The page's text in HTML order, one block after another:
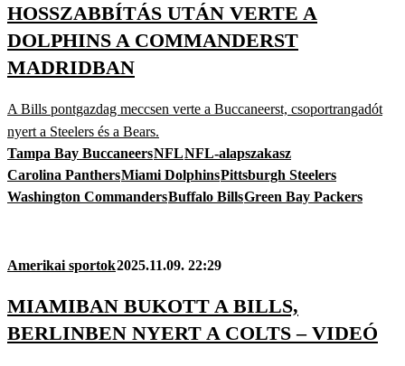
HOSSZABBÍTÁS UTÁN VERTE A
DOLPHINS A COMMANDERST
MADRIDBAN
A Bills pontgazdag meccsen verte a Buccaneerst, csoportrangadót
nyert a Steelers és a Bears.
Tampa Bay BuccaneersNFLNFL-alapszakasz
Carolina PanthersMiami DolphinsPittsburgh Steelers
Washington CommandersBuffalo BillsGreen Bay Packers
Amerikai sportok2025.11.09. 22:29
MIAMIBAN BUKOTT A BILLS,
BERLINBEN NYERT A COLTS – VIDEÓ